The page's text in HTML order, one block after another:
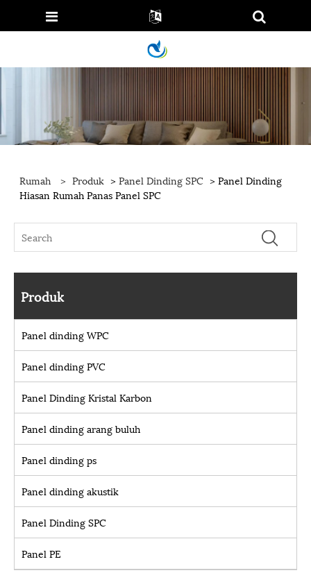
Rumah > Produk >Panel Dinding SPC > Panel Dinding
Hiasan Rumah Panas Panel SPC
Produk
Panel dinding WPC
Panel dinding PVC
Panel Dinding Kristal Karbon
Panel dinding arang buluh
Panel dinding ps
Panel dinding akustik
Panel Dinding SPC
Panel PE